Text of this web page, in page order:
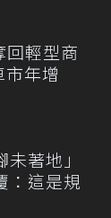
回輕型商
年增
著地」
：這是規